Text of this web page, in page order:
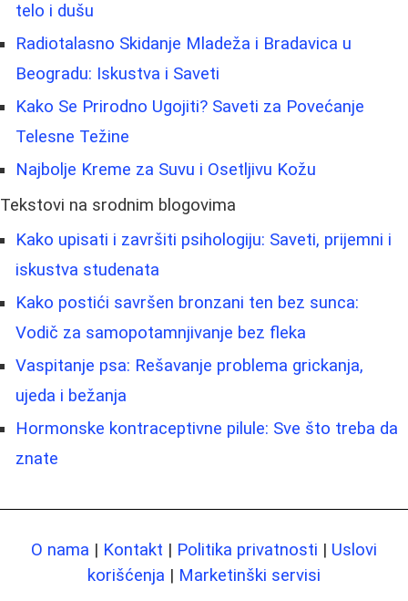
telo i dušu
Radiotalasno Skidanje Mladeža i Bradavica u
Beogradu: Iskustva i Saveti
Kako Se Prirodno Ugojiti? Saveti za Povećanje
Telesne Težine
Najbolje Kreme za Suvu i Osetljivu Kožu
Tekstovi na srodnim blogovima
Kako upisati i završiti psihologiju: Saveti, prijemni i
iskustva studenata
Kako postići savršen bronzani ten bez sunca:
Vodič za samopotamnjivanje bez fleka
Vaspitanje psa: Rešavanje problema grickanja,
ujeda i bežanja
Hormonske kontraceptivne pilule: Sve što treba da
znate
O nama | Kontakt | Politika privatnosti | Uslovi
korišćenja | Marketinški servisi